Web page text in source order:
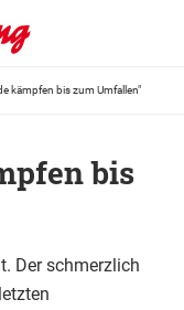
kämpfen bis zum Umfallen"
bis
Der schmerzlich